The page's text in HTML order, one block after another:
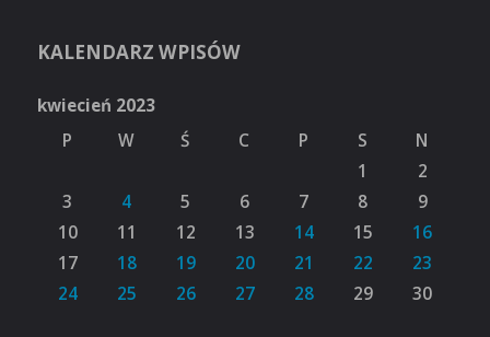
KALENDARZ WPISÓW
kwiecień 2023
P
W Ś C P S
N
1
2
3
4 5 6 7 8
9
10
11 12 13 14 15
16
17
18 19 20 21 22
23
24
25 26 27 28 29 30